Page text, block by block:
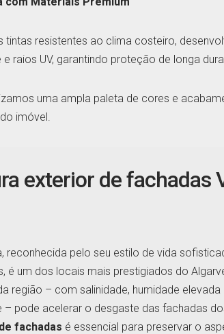
tintas resistentes ao clima costeiro,
e raios UV, garantindo proteção de longa
uma ampla paleta de cores e
imóvel.
exterior de fachadas
reconhecida pelo seu estilo de vida
é um dos locais mais prestigiados do
região – com salinidade, humidade
– pode acelerar o desgaste das fachadas
fachadas é essencial para preservar o